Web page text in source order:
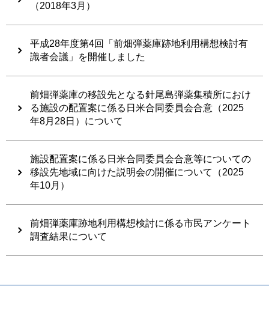
（2018年3月）
平成28年度第4回「前畑弾薬庫跡地利用構想検討有
識者会議」を開催しました
前畑弾薬庫の移設先となる針尾島弾薬集積所におけ
る施設の配置案に係る日米合同委員会合意（2025
年8月28日）について
施設配置案に係る日米合同委員会合意等についての
移設先地域に向けた説明会の開催について（2025
年10月）
前畑弾薬庫跡地利用構想検討に係る市民アンケート
調査結果について